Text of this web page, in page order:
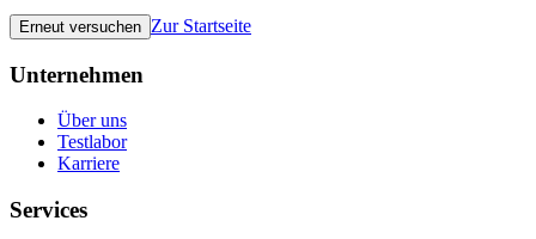
Erneut versuchen Zur Startseite
Unternehmen
Über uns
Testlabor
Karriere
Services